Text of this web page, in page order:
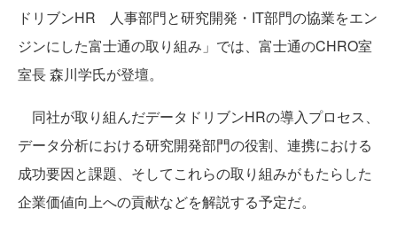
ドリブンHR 人事部門と研究開発・IT部門の協業をエン
ジンにした富士通の取り組み」では、富士通のCHRO室
室長 森川学氏が登壇。
同社が取り組んだデータドリブンHRの導入プロセス、
データ分析における研究開発部門の役割、連携における
成功要因と課題、そしてこれらの取り組みがもたらした
企業価値向上への貢献などを解説する予定だ。